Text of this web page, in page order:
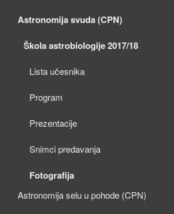
Astronomija svuda (CPN)
Škola astrobiologije 2017/18
Lista učesnika
Program
Prezentacije
Snimci predavanja
Fotografija
Astronomija selu u pohode (CPN)